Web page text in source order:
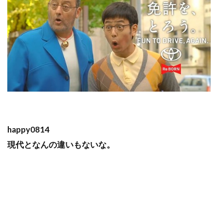
happy0814
現代となんの違いもないな。